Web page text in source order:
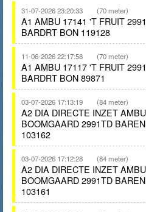
31-07-2026 23:20:33 (70 meter)
A1 AMBU 17141 'T FRUIT
BARDRT BON 119128
11-06-2026 22:17:58 (70 meter)
A1 AMBU 17117 'T FRUIT
BARDRT BON 89871
03-07-2026 17:13:19 (84 meter)
A2 DIA DIRECTE INZET
BOOMGAARD 2991TD
103162
03-07-2026 17:12:28 (84 meter)
A2 DIA DIRECTE INZET
BOOMGAARD 2991TD
103161